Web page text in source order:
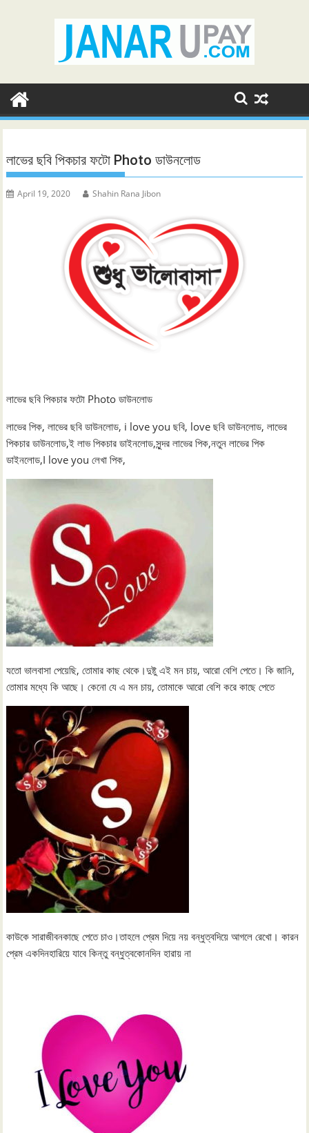
লাভের ছবি পিকচার ফটো Photo ডাউনলোড
April 19, 2020 Shahin Rana Jibon
লাভের ছবি পিকচার ফটো Photo ডাউনলোড
লাভের পিক, লাভের ছবি ডাউনলোড, i love you ছবি, love ছবি ডাউনলোড, লাভের
পিকচার ডাউনলোড,ই লাভ পিকচার ডাইনলোড,সুন্দর লাভের পিক,নতুন লাভের পিক
ডাইনলোড,I love you লেখা পিক,
যতো ভালবাসা পেয়েছি, তোমার কাছ থেকে।দুষ্টু এই মন চায়, আরো বেশি পেতে। কি জানি,
তোমার মধ্যে কি আছে। কেনো যে এ মন চায়, তোমাকে আরো বেশি করে কাছে পেতে
কাউকে সারাজীবনকাছে পেতে চাও।তাহলে প্রেম দিয়ে নয় বন্ধুত্বদিয়ে আগলে রেখো। কারন
প্রেম একদিনহারিয়ে যাবে কিন্তু বন্ধুত্বকোনদিন হারায় না